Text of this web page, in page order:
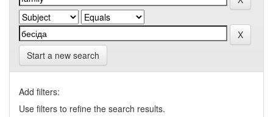
Start a new search
Add filters:
Use filters to refine the search results.